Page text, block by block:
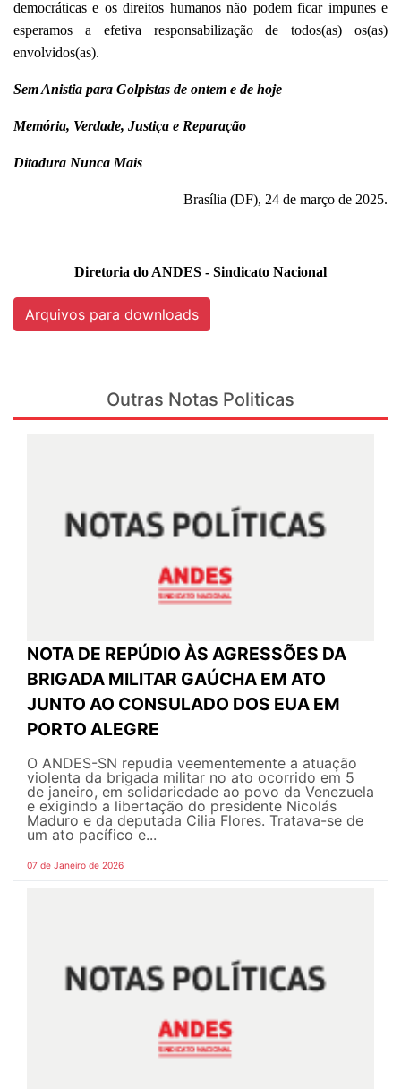
democráticas e os direitos humanos não podem ficar impunes e
esperamos a efetiva responsabilização de todos(as) os(as)
envolvidos(as).
Sem Anistia para Golpistas de ontem e de hoje
Memória, Verdade, Justiça e Reparação
Ditadura Nunca Mais
Brasília (DF), 24 de março de 2025.
Diretoria do ANDES - Sindicato Nacional
Arquivos para downloads
Outras Notas Politicas
NOTA DE REPÚDIO ÀS AGRESSÕES DA
BRIGADA MILITAR GAÚCHA EM ATO
JUNTO AO CONSULADO DOS EUA EM
PORTO ALEGRE
O ANDES-SN repudia veementemente a atuação
violenta da brigada militar no ato ocorrido em 5
de janeiro, em solidariedade ao povo da Venezuela
e exigindo a libertação do presidente Nicolás
Maduro e da deputada Cilia Flores. Tratava-se de
um ato pacífico e...
07 de Janeiro de 2026